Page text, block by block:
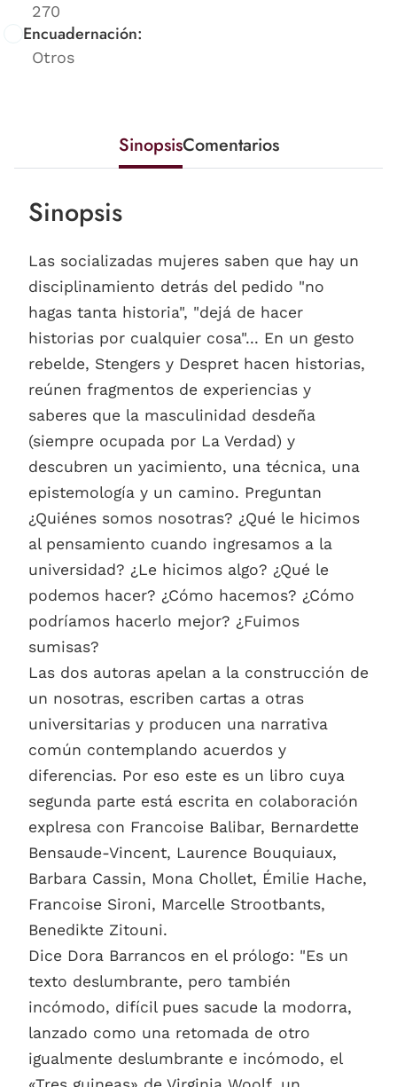
270
Encuadernación:
Otros
SinopsisComentarios
Sinopsis
Las socializadas mujeres saben que hay un
disciplinamiento detrás del pedido "no
hagas tanta historia", "dejá de hacer
historias por cualquier cosa"... En un gesto
rebelde, Stengers y Despret hacen historias,
reúnen fragmentos de experiencias y
saberes que la masculinidad desdeña
(siempre ocupada por La Verdad) y
descubren un yacimiento, una técnica, una
epistemología y un camino. Preguntan
¿Quiénes somos nosotras? ¿Qué le hicimos
al pensamiento cuando ingresamos a la
universidad? ¿Le hicimos algo? ¿Qué le
podemos hacer? ¿Cómo hacemos? ¿Cómo
podríamos hacerlo mejor? ¿Fuimos
sumisas?
Las dos autoras apelan a la construcción de
un nosotras, escriben cartas a otras
universitarias y producen una narrativa
común contemplando acuerdos y
diferencias. Por eso este es un libro cuya
segunda parte está escrita en colaboración
explresa con Francoise Balibar, Bernardette
Bensaude-Vincent, Laurence Bouquiaux,
Barbara Cassin, Mona Chollet, Émilie Hache,
Francoise Sironi, Marcelle Strootbants,
Benedikte Zitouni.
Dice Dora Barrancos en el prólogo: "Es un
texto deslumbrante, pero también
incómodo, difícil pues sacude la modorra,
lanzado como una retomada de otro
igualmente deslumbrante e incómodo, el